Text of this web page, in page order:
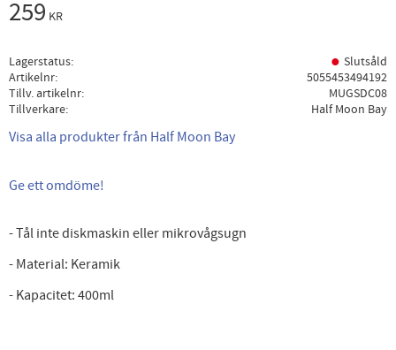
259 KR
Lagerstatus
Slutsåld
Artikelnr
5055453494192
Tillv. artikelnr
MUGSDC08
Tillverkare
Half Moon Bay
Visa alla produkter från Half Moon Bay
Ge ett omdöme!
- Tål inte diskmaskin eller mikrovågsugn
- Material: Keramik
- Kapacitet: 400ml